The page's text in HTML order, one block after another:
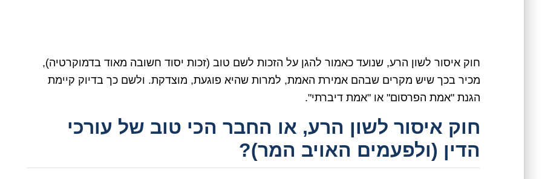
חוק איסור לשון הרע, שנועד כאמור להגן על הזכות לשם טוב (זכות יסוד חשובה מאוד בדמוקרטיה),
מכיר בכך שיש מקרים שבהם אמירת האמת, למרות שהיא פוגעת, מוצדקת. ולשם כך בדיוק קיימת
הגנת "אמת הפרסום" או "אמת דיברתי".
חוק איסור לשון הרע, או החבר הכי טוב של עורכי
הדין (ולפעמים האויב המר)?